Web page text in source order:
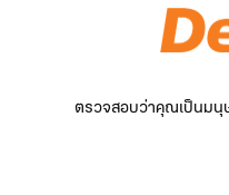
ตรวจสอบว่าคุณเป็นมนุ